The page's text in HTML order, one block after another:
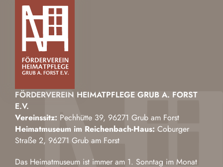
FÖRDERVEREIN HEIMATPFLEGE GRUB A. FORST
E.V.
Vereinssitz: Pechhütte 39, 96271 Grub am Forst
Heimatmuseum im Reichenbach-Haus: Coburger
Straße 2, 96271 Grub am Forst
Das Heimatmuseum ist immer am 1. Sonntag im Monat